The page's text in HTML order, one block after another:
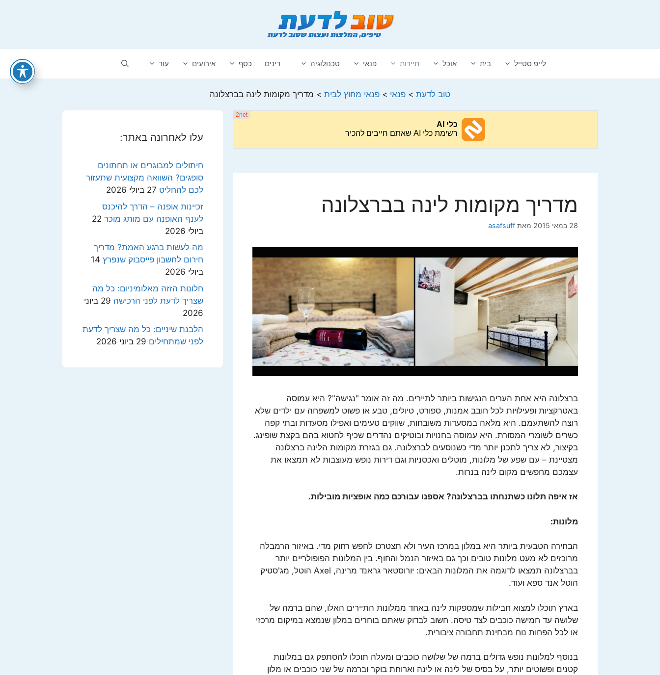
לייפ סטייל בית אוכל תיירות פנאי טכנולוגיה דינים כסף אירועים עוד
טוב לדעת > פנאי > פנאי מחוץ לבית > מדריך מקומות לינה בברצלונה
מדריך מקומות לינה בברצלונה
28 במאי 2015 מאת asafsuff
ברצלונה היא אחת הערים הנגישות ביותר לתיירים. מה זה אומר "נגישה"? היא עמוסה
באטרקציות ופעילויות לכל חובב אמנות, ספורט, טיולים, טבע או פשוט למשפחה עם ילדים שלא
רוצה להשתעמם. היא מלאה במסעדות משובחות, שווקים טעימים ואפילו מסעדות ובתי קפה
כשרים לשומרי המסורת. היא עמוסה בחנויות ובוטיקים נהדרים שכיף לחטוא בהם בקצת שופינג.
בקיצור, לא צריך לתכנן יותר מדי כשנוסעים לברצלונה. גם בגזרת מקומות הלינה ברצלונה
מצטיינת – עם שפע של מלונות, מוטלים ואכסניות וגם דירות נופש מעוצבות לא תמצאו את
עצמכם מחפשים מקום לינה בנרות.
אז איפה תלונו כשתנחתו בברצלונה? אספנו עבורכם כמה אופציות מובילות.
מלונות:
הבחירה הטבעית ביותר היא במלון במרכז העיר ולא תצטרכו לחפש רחוק מדי. באיזור הרמבלה
מרוכזים לא מעט מלונות טובים וכך גם באיזור הנמל והחוף. בין המלונות הפופולריים יותר
בברצלונה תמצאו לדוגמה את המלונות הבאים: יורוסטאר גראנד מרינה, Axel הוטל, מג'סטיק
הוטל אנד ספא ועוד.
בארץ תוכלו למצוא חבילות שמספקות לינה באחד ממלונות התיירים האלו, שהם ברמה של
שלושה עד חמישה כוכבים לצד טיסה. חשוב לבדוק שאתם בוחרים במלון שנמצא במיקום מרכזי
או לכל הפחות נוח מבחינת תחבורה ציבורית.
בנוסף למלונות נופש גדולים ברמה של שלושה כוכבים ומעלה תוכלו להסתפק גם במלונות
קטנים ופשוטים יותר, על בסיס של לינה או לינה וארוחת בוקר וברמה של שני כוכבים או מלון
עלו לאחרונה באתר:
חיתולים למבוגרים או תחתונים
סופגים? השוואה מקצועית שתעזור
לכם להחליט 27 ביולי 2026
זכיינות אופנה – הדרך להיכנס
לענף האופנה עם מותג מוכר 22
ביולי 2026
מה לעשות ברגע האמת? מדריך
חירום לחשבון פייסבוק שנפרץ 14
ביולי 2026
חלונות הזזה מאלומיניום: כל מה
שצריך לדעת לפני הרכישה
29 ביוני
2026
הלבנת שיניים: כל מה שצריך לדעת
לפני שמתחילים 29 ביוני 2026